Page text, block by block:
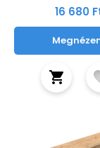
16 680